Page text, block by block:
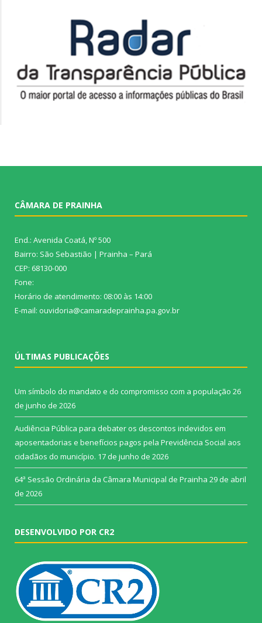
CÂMARA DE PRAINHA
End.: Avenida Coatá, Nº 500
Bairro: São Sebastião | Prainha – Pará
CEP: 68130-000
Fone:
Horário de atendimento: 08:00 às 14:00
E-mail: ouvidoria@camaradeprainha.pa.gov.br
ÚLTIMAS PUBLICAÇÕES
Um símbolo do mandato e do compromisso com a população 26
de junho de 2026
Audiência Pública para debater os descontos indevidos em
aposentadorias e benefícios pagos pela Previdência Social aos
cidadãos do município. 17 de junho de 2026
64ª Sessão Ordinária da Câmara Municipal de Prainha 29 de abril
de 2026
DESENVOLVIDO POR CR2